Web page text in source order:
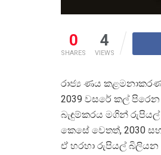
0
SHARES
4
VIEWS
රාජ් ය ණය
2039 වසරේ කල් පිරෙන
බැඳුම්කරය මගින් රුපියල්
කෙසේ වෙතත්, 2030
ඒ හරහා රුපියල් බිලියන